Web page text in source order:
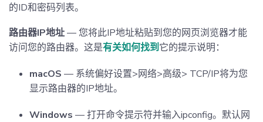
的ID和密码列表。
路由器IP地址— 您将此IP地址粘贴到您的网页浏览器才能
访问您的路由器。这是有关如何找到它的提示说明：
macOS — 系统偏好设置>网络>高级> TCP/IP将为您
显示路由器的IP地址。
Windows — 打开命令提示符并输入ipconfig。默认网